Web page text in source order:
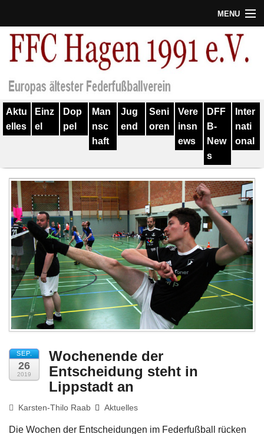
MENU
Termine
Verein
Geschichte
Training
Spieler
Kontakt
Links
Impressum
Aktu
elles
Einz
el
Dop
pel
Man
nsc
haft
Jug
end
Seni
oren
Vere
insn
ews
DFF
B-
New
s
Inter
nati
onal
SEP.
26
2019
Wochenende der
Entscheidung steht in
Lippstadt an
Karsten-Thilo Raab Aktuelles
Die Wochen der Entscheidungen im Federfußball rücken